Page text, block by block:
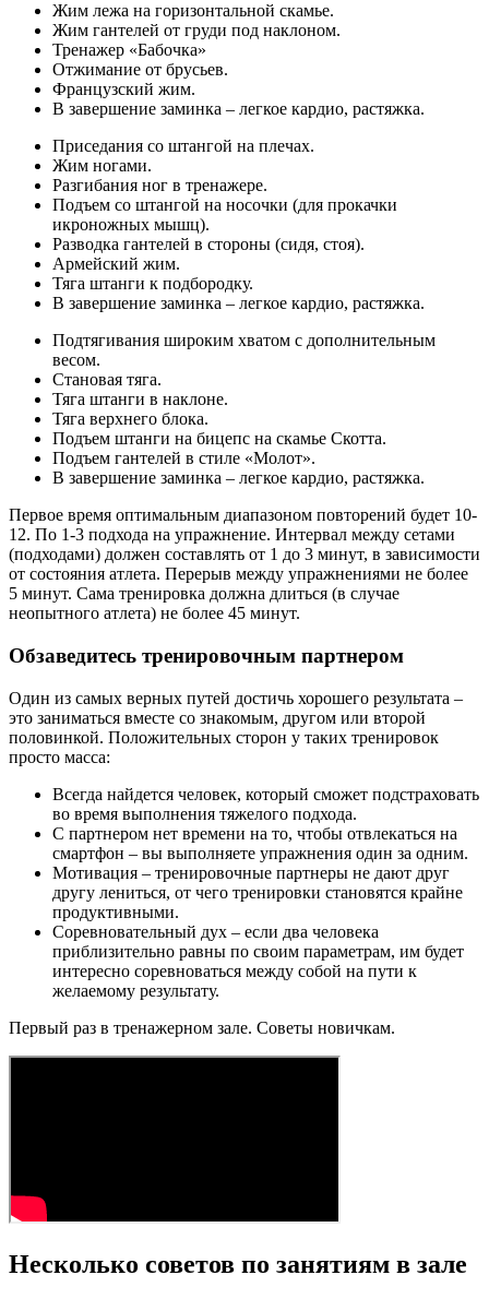
Жим лежа на горизонтальной скамье.
Жим гантелей от груди под наклоном.
Тренажер «Бабочка»
Отжимание от брусьев.
Французский жим.
В завершение заминка – легкое кардио, растяжка.
Приседания со штангой на плечах.
Жим ногами.
Разгибания ног в тренажере.
Подъем со штангой на носочки (для прокачки
икроножных мышц).
Разводка гантелей в стороны (сидя, стоя).
Армейский жим.
Тяга штанги к подбородку.
В завершение заминка – легкое кардио, растяжка.
Подтягивания широким хватом с дополнительным
весом.
Становая тяга.
Тяга штанги в наклоне.
Тяга верхнего блока.
Подъем штанги на бицепс на скамье Скотта.
Подъем гантелей в стиле «Молот».
В завершение заминка – легкое кардио, растяжка.
Первое время оптимальным диапазоном повторений будет 10-
12. По 1-3 подхода на упражнение. Интервал между сетами
(подходами) должен составлять от 1 до 3 минут, в зависимости
от состояния атлета. Перерыв между упражнениями не более
5 минут. Сама тренировка должна длиться (в случае
неопытного атлета) не более 45 минут.
Обзаведитесь тренировочным партнером
Один из самых верных путей достичь хорошего результата –
это заниматься вместе со знакомым, другом или второй
половинкой. Положительных сторон у таких тренировок
просто масса:
Всегда найдется человек, который сможет подстраховать
во время выполнения тяжелого подхода.
С партнером нет времени на то, чтобы отвлекаться на
смартфон – вы выполняете упражнения один за одним.
Мотивация – тренировочные партнеры не дают друг
другу лениться, от чего тренировки становятся крайне
продуктивными.
Соревновательный дух – если два человека
приблизительно равны по своим параметрам, им будет
интересно соревноваться между собой на пути к
желаемому результату.
Первый раз в тренажерном зале. Советы новичкам.
Несколько советов по занятиям в зале